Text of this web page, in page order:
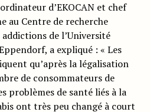
d’EKOCAN et chef
au Centre de recherche
de l’Université
a expliqué : « Les
qu’après la légalisation
de consommateurs de
problèmes de santé liés à la
ont très peu changé à court